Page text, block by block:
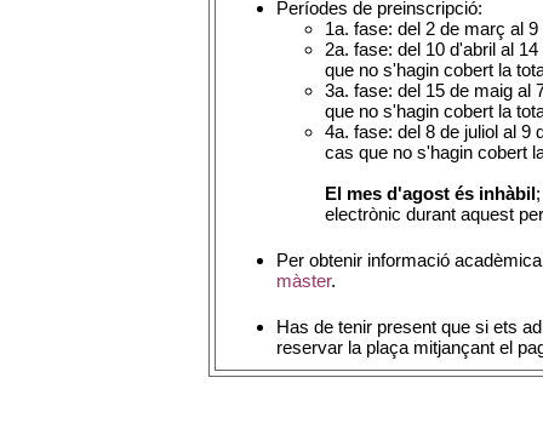
Períodes de preinscripció:
1a. fase: del 2 de març al 9
2a. fase: del 10 d'abril al
que no s'hagin cobert la
3a. fase: del 15 de maig al
que no s'hagin cobert la
4a. fase: del 8 de juliol al 9
cas que no s'hagin cobert
El mes d'agost és inhàbil
electrònic durant aquest
Per obtenir informació
màster.
Has de tenir present que si ets
reservar la plaça mitjançant el